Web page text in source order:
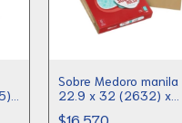
Sobre Medoro manila
22.9 x 32 (2632) x
$16.570